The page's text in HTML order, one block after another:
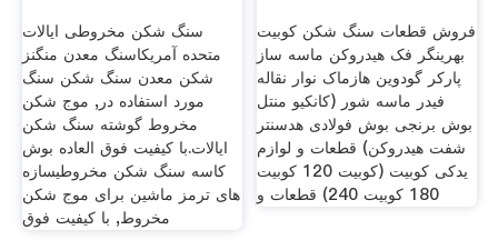
سنگ شکن مخروطی ایالات
متحده آمریکاسنگ معدن منگنز
شکن معدن سنگ شکن سنگ
مورد استفاده در, موج شکن
مخروط گوشته سنگ شکن
ایالات.با کیفیت فوق العاده بوش
کاسه سنگ شکن مخروطیسازه
های ترمز ماشین برای موج شکن
مخروط, با کیفیت فوق
فروش قطعات سنگ شکن کوبیت
بهرینگر فک هیدروکن ماسه ساز
پارکر گودوین هازماک نوار نقاله
فیدر ماسه شور (کانکیو منتل
بوش برنجی بوش فولادی هدسنتر
شفت هیدروکن) قطعات و لوازم
یدکی کوبیت (کوبیت 120 کوبیت
180 کوبیت 240) قطعات و